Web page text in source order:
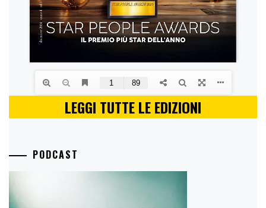
LEGGI TUTTE LE EDIZIONI
PODCAST